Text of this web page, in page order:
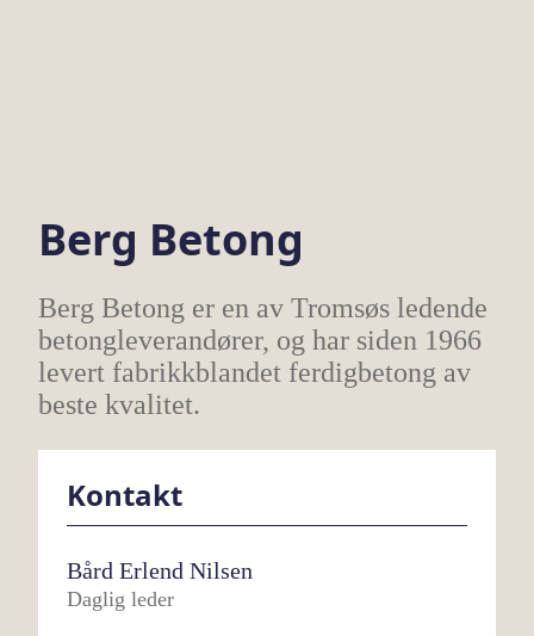
Berg Betong
Berg Betong er en av Tromsøs ledende
betongleverandører, og har siden 1966
levert fabrikkblandet ferdigbetong av
beste kvalitet.
Kontakt
Bård Erlend Nilsen
Daglig leder